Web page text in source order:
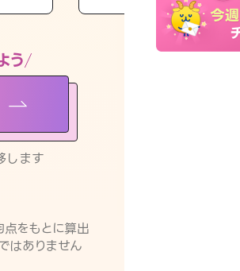
う
します
をもとに算出
はありません